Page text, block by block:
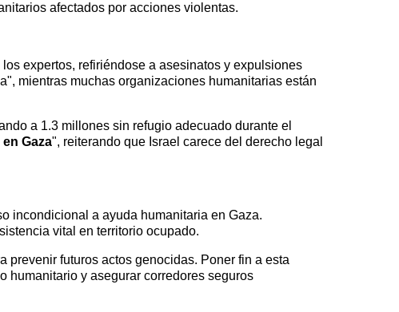
afectados por acciones violentas.
expertos, refiriéndose a asesinatos y expulsiones
mientras muchas organizaciones humanitarias están
a 1.3 millones sin refugio adecuado durante el
Gaza", reiterando que Israel carece del derecho legal
incondicional a ayuda humanitaria en Gaza.
vital en territorio ocupado.
futuros actos genocidas. Poner fin a esta
humanitario y asegurar corredores seguros